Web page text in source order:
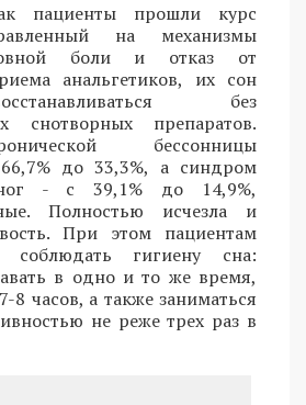
пациенты прошли курс
на механизмы
боли и отказ от
анальгетиков, их сон
без
снотворных препаратов.
бессонницы
66,7% до 33,3%, а синдром
ног - с 39,1% до 14,9%,
Полностью исчезла и
При этом пациентам
соблюдать гигиену сна:
в одно и то же время,
8 часов, а также заниматься
не реже трех раз в